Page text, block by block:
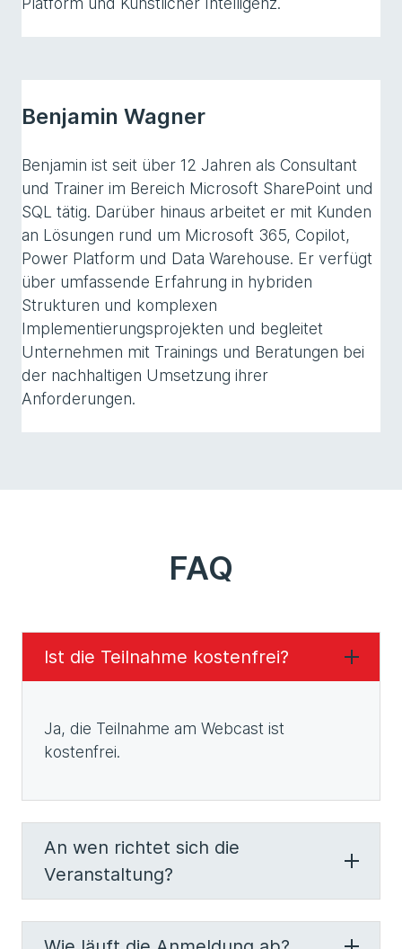
Benjamin Wagner
Benjamin ist seit über 12 Jahren als Consultant
und Trainer im Bereich Microsoft SharePoint und
SQL tätig. Darüber hinaus arbeitet er mit Kunden
an Lösungen rund um Microsoft 365, Copilot,
Power Platform und Data Warehouse. Er verfügt
über umfassende Erfahrung in hybriden
Strukturen und komplexen
Implementierungsprojekten und begleitet
Unternehmen mit Trainings und Beratungen bei
der nachhaltigen Umsetzung ihrer
Anforderungen.
FAQ
Ist die Teilnahme kostenfrei?
Ja, die Teilnahme am Webcast ist
kostenfrei.
An wen richtet sich die
Veranstaltung?